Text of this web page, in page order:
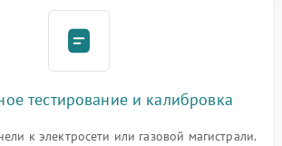
тестирование и калибровка
к электросети или газовой магистрали.